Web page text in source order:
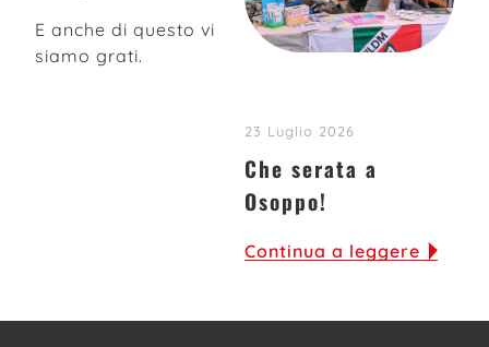
E anche di questo vi
siamo grati.
23 Luglio 2026
Che serata a
Osoppo!
Continua a leggere